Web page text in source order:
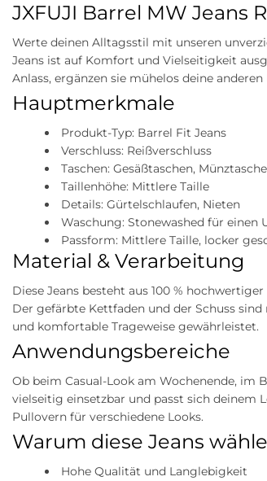
JXFUJI Barrel MW Jeans
Werte deinen Alltagsstil mit unseren
Jeans ist auf Komfort und Vielseitigkeit
Anlass, ergänzen sie mühelos deine
Hauptmerkmale
Produkt-Typ: Barrel Fit Jeans
Verschluss: Reißverschluss
Taschen: Gesäßtaschen,
Taillenhöhe: Mittlere Taille
Details: Gürtelschlaufen, Nieten
Waschung: Stonewashed für einen
Passform: Mittlere Taille, locker
Material & Verarbeitung
Diese Jeans besteht aus 100 %
Der gefärbte Kettfaden und der Schuss
und komfortable Trageweise gewährleistet.
Anwendungsbereiche
Ob beim Casual-Look am Wochenende, im
vielseitig einsetzbar und passt sich deinem
Pullovern für verschiedene Looks.
Warum diese Jeans
Hohe Qualität und Langlebigkeit